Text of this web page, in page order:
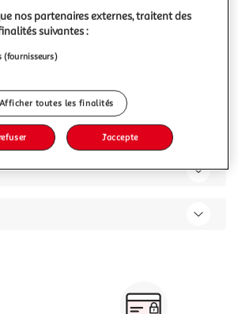
connaître le prix de ce produit ?
nos partenaires externes, traitent des
suivantes :
(fournisseurs)
Afficher toutes les finalités
J'accepte